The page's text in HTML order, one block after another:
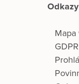
Odkazy
Mapa
GDPR